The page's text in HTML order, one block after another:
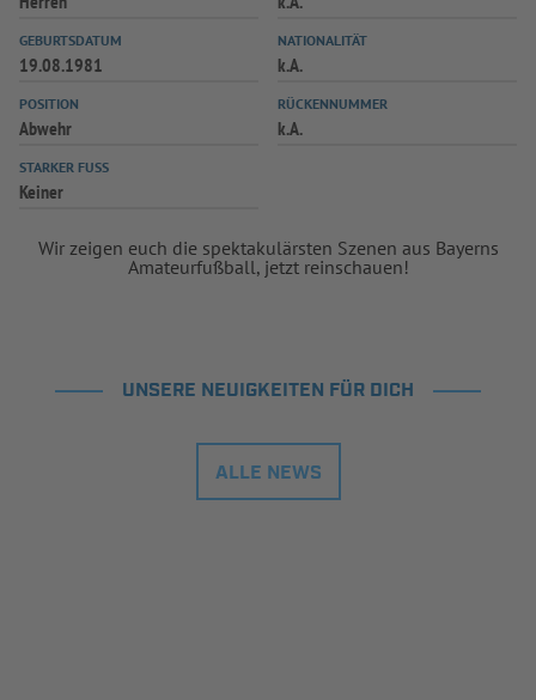
SPIELPLUS
GEBURTSDATUM
19.08.1981
NATIONALITÄT
k.A.
POSITION
Abwehr
RÜCKENNUMMER
k.A.
STARKER FUSS
Keiner
Wir zeigen euch die spektakulärsten Szenen aus Bayerns
Amateurfußball, jetzt reinschauen!
UNSERE NEUIGKEITEN FÜR DICH
ALLE NEWS